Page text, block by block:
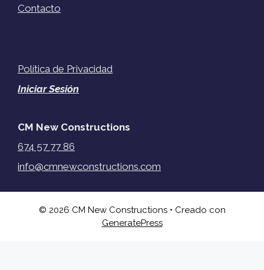
Contacto
Política de Privacidad
Iniciar Sesión
CM New Constructions
674 57 77 86
info@cmnewconstructions.com
© 2026 CM New Constructions• Creado con
GeneratePress